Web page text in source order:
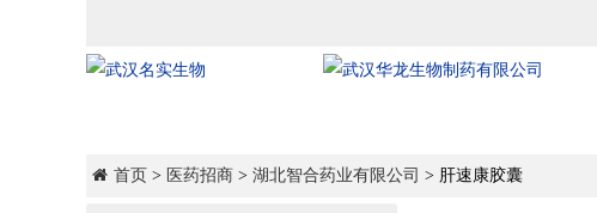
首页 > 医药招商 > 湖北智合药业有限公司 > 肝速康胶囊